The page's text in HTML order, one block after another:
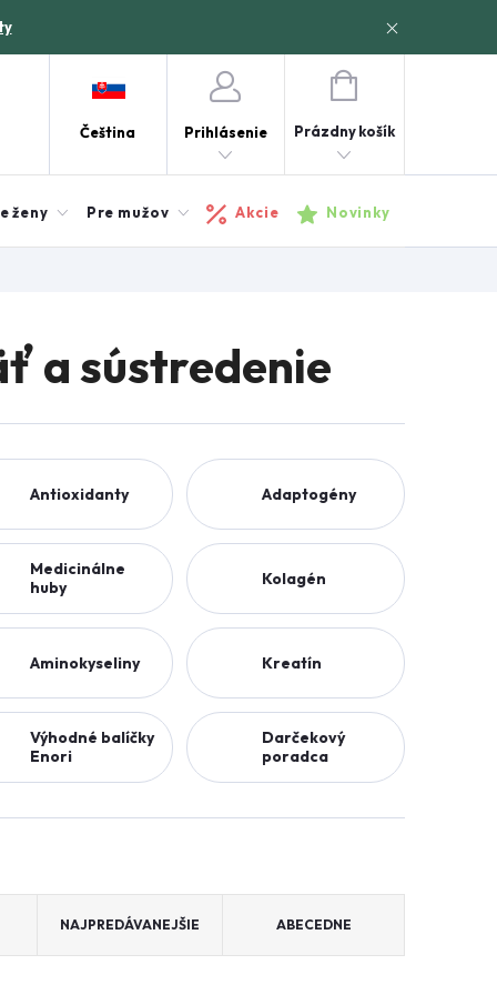
Čeština Prihlásenie
NÁKUPNÝ
Prázdny košík
ženy Pre mužov Akcie Novinky
a sústredenie
Antioxidanty Adaptogény
Medicinálne
huby
Kolagén
Aminokyseliny Kreatín
Výhodné balíčky
Enori
Darčekový
poradca
NAJPREDÁVANEJŠIE ABECEDNE